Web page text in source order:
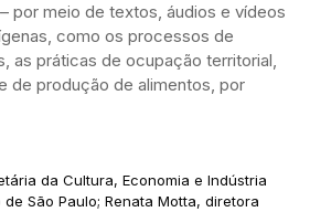
por meio de textos, áudios e vídeos
como os processos de
as práticas de ocupação territorial,
de produção de alimentos, por
da Cultura, Economia e Indústria
São Paulo; Renata Motta, diretora